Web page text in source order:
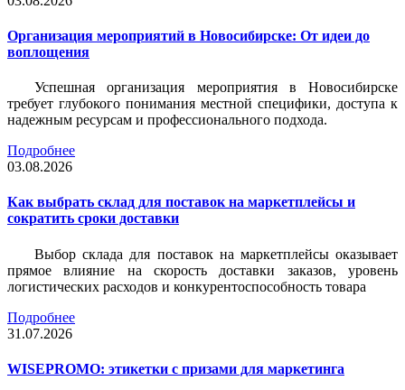
Организация мероприятий в Новосибирске: От идеи до
воплощения
Успешная организация мероприятия в Новосибирске
требует глубокого понимания местной специфики, доступа к
надежным ресурсам и профессионального подхода.
Подробнее
03.08.2026
Как выбрать склад для поставок на маркетплейсы и
сократить сроки доставки
Выбор склада для поставок на маркетплейсы оказывает
прямое влияние на скорость доставки заказов, уровень
логистических расходов и конкурентоспособность товара
Подробнее
31.07.2026
WISEPROMO: этикетки с призами для маркетинга